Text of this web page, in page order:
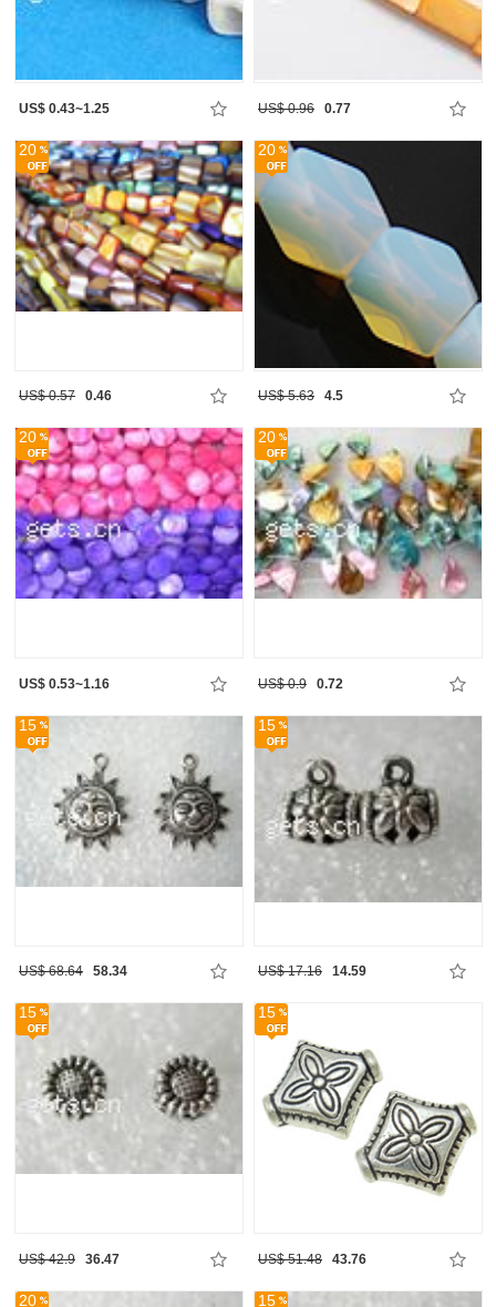
US$ 0.43~1.25 US$ 0.96 0.77
20
US$ 0.57 0.46
20
US$ 5.63 4.5
20
US$ 0.53~1.16
20
US$ 0.9 0.72
15
US$ 68.64 58.34
15
US$ 17.16 14.59
15
US$ 42.9 36.47
15
US$ 51.48 43.76
20 15